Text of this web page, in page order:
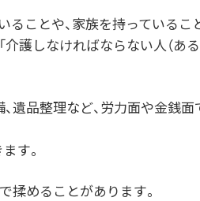
ことや、家族を持っているこ
護しなければならない人（あ
遺品整理など、労力面や金銭
す。
揉めることがあります。